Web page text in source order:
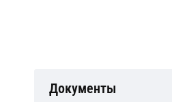
Документы